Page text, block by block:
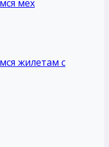
мех
жилетам с